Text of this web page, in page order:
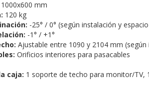
1000x600 mm
120 kg
-25° / 0° (según instalación y
-1° / +1°
Ajustable entre 1090 y 2104 mm
Orificios interiores para pasacables
caja: 1 soporte de techo para monitor/TV,